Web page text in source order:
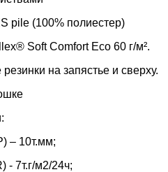
pile (100% полиестер)
Soft Comfort Eco 60 г/м².
на запястье и сверху.
– 10т.мм;
- 7т.г/м2/24ч;